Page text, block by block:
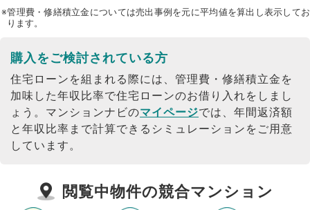
※管理費・修繕積立金については売出事例を元に平均値を算出し表示してお
ります。
購入をご検討されている方
住宅ローンを組まれる際には、管理費・修繕積立金を
加味した年収比率で住宅ローンのお借り入れをしまし
ょう。 マンションナビのマイページでは、年間返済額
と年収比率まで計算できるシミュレーションをご用意
しています。
閲覧中物件の競合マンション